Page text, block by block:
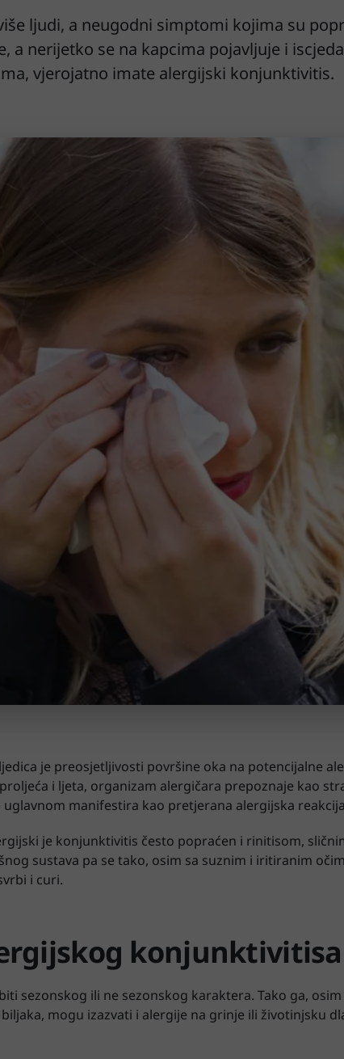
ljudi, a neugodni simptomi kojima su
a nerijetko se na kapcima pojavljuje i
vjerojatno imate alergijski konjunktivitis.
je preosjetljivosti površine oka na potencijalne
i ljeta, organizam alergičara prepoznaje kao
manifestira kao pretjerana alergijska
je konjunktivitis često popraćen i rinitisom,
sustava pa se tako, osim sa suznim i iritiranim
i curi.
konjunktivitisa
sezonskog ili ne sezonskog karaktera. Tako ga,
mogu izazvati i alergije na grinje ili životinjsku